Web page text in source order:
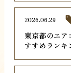
東京都のエア
すすめランキ
2026.06.29